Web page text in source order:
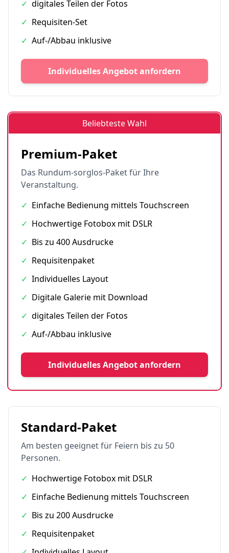
✓ digitales Teilen der Fotos
✓ Requisiten-Set
✓ Auf-/Abbau inklusive
Individuelles Angebot anfordern
Beliebteste Wahl
Premium-Paket
Das Rundum-sorglos-Paket für Ihre
Veranstaltung.
✓ Einfache Bedienung mittels Touchscreen
✓ Hochwertige Fotobox mit DSLR
✓ Bis zu 400 Ausdrucke
✓ Requisitenpaket
✓ Individuelles Layout
✓ Digitale Galerie mit Download
✓ digitales Teilen der Fotos
✓ Auf-/Abbau inklusive
Individuelles Angebot anfordern
Standard-Paket
Am besten geeignet für Feiern bis zu 50
Personen.
✓ Hochwertige Fotobox mit DSLR
✓ Einfache Bedienung mittels Touchscreen
✓ Bis zu 200 Ausdrucke
✓ Requisitenpaket